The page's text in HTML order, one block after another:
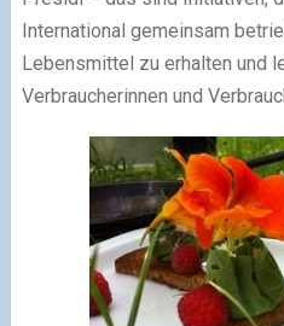
International gemeinsam
Lebensmittel zu erhalten und
Verbraucherinnen und